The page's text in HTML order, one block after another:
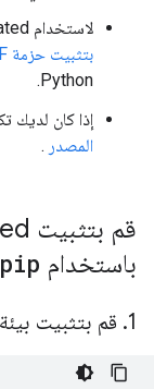
لاستخدام TensorFlow Federated على جهاز محلي،
بتثبيت حزمة TFF
Python.
إذا كان لديك
المصدر .
قم بتثبيت Tensor
باستخدام pip
1
. قم بتثبيت